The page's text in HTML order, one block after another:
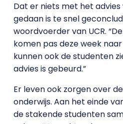
Dat er niets met het
gedaan is te snel
woordvoerder van UCR.
komen pas deze week
kunnen ook de studenten
advies is gebeurd.”
Er leven ook zorgen over
onderwijs. Aan het einde
de stakende studenten